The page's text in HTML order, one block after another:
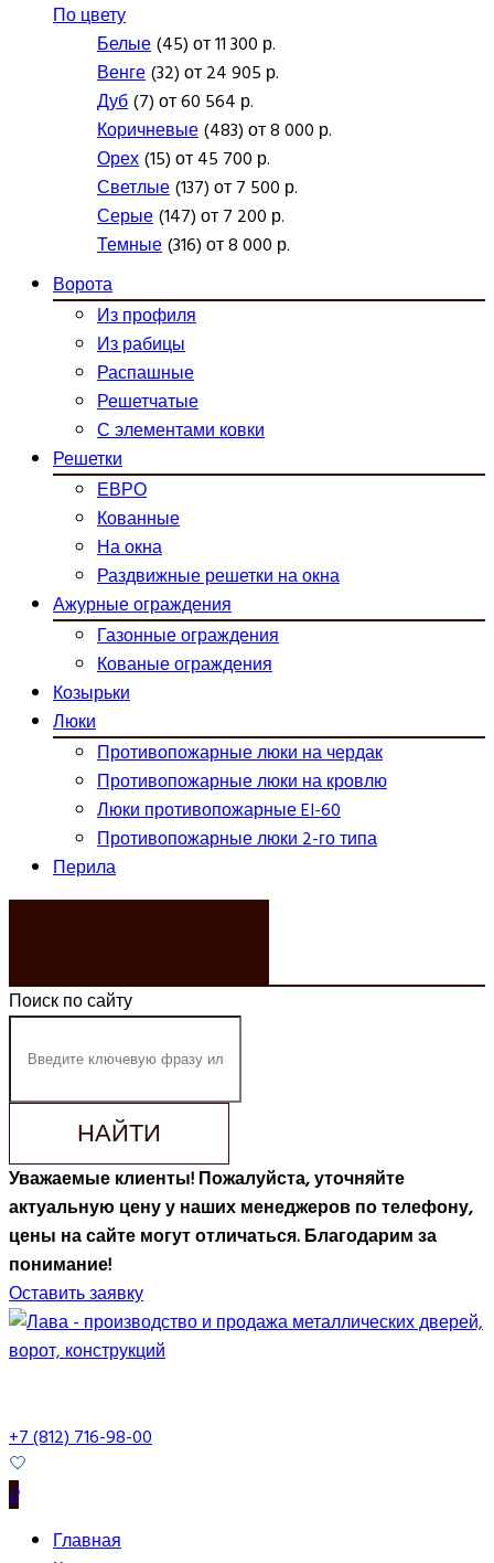
По цвету
Белые(45) от 11 300 р.
Венге(32) от 24 905 р.
Дуб(7) от 60 564 р.
Коричневые(483) от 8 000 р.
Орех(15) от 45 700 р.
Светлые(137) от 7 500 р.
Серые(147) от 7 200 р.
Темные(316) от 8 000 р.
Ворота
Из профиля
Из рабицы
Распашные
Решетчатые
С элементами ковки
Решетки
ЕВРО
Кованные
На окна
Раздвижные решетки на окна
Ажурные ограждения
Газонные ограждения
Кованые ограждения
Козырьки
Люки
Противопожарные люки на чердак
Противопожарные люки на кровлю
Люки противопожарные EI-60
Противопожарные люки 2-го типа
Перила
Поиск по сайту
НАЙТИ
Уважаемые клиенты! Пожалуйста, уточняйте
актуальную цену у наших менеджеров по телефону,
цены на сайте могут отличаться. Благодарим за
понимание!
Оставить заявку
+7 (812) 716-98-00
0
Главная